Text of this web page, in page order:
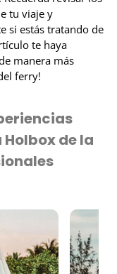
tu viaje y
si estás tratando de
te haya
manera más
ferry!
de la